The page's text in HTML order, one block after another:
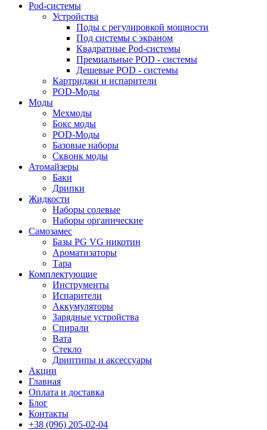
Pod-системы
Устройства
Поды с регулировкой мощности
Под системы с экраном
Квадратные Pod-системы
Премиальные POD - системы
Дешевые POD - системы
Картриджи и испарители
POD-Моды
Моды
Мехмоды
Бокс моды
POD-Моды
Базовые наборы
Сквонк моды
Атомайзеры
Баки
Дрипки
Жидкости
Наборы солевые
Наборы органические
Самозамес
Базы PG VG никотин
Ароматизаторы
Тара
Комплектующие
Инструменты
Испарители
Аккумуляторы
Зарядные устройства
Спирали
Вата
Стекло
Дриптипы и аксессуары
Акции
Главная
Оплата и доставка
Блог
Контакты
+38 (096) 205-02-04